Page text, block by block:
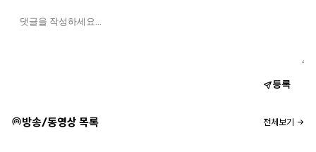
등록
방송/동영상 목록 전체보기